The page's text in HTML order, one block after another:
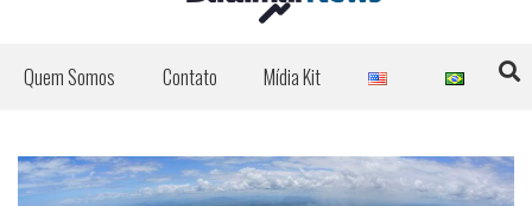
Quem Somos Contato Mídia Kit